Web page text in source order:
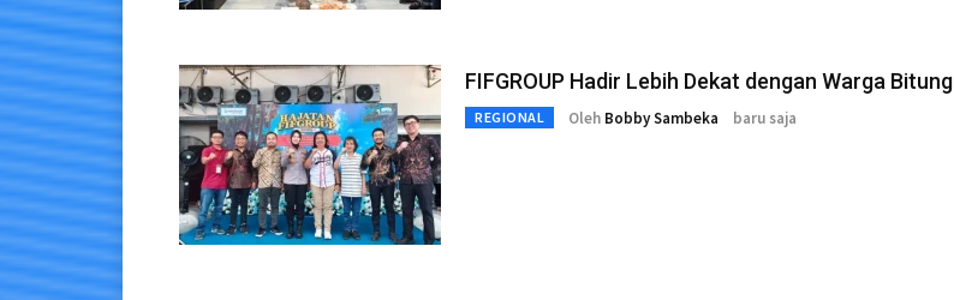
FIFGROUP Hadir Lebih Dekat dengan Warga Bitung
REGIONAL Oleh Bobby Sambeka baru saja